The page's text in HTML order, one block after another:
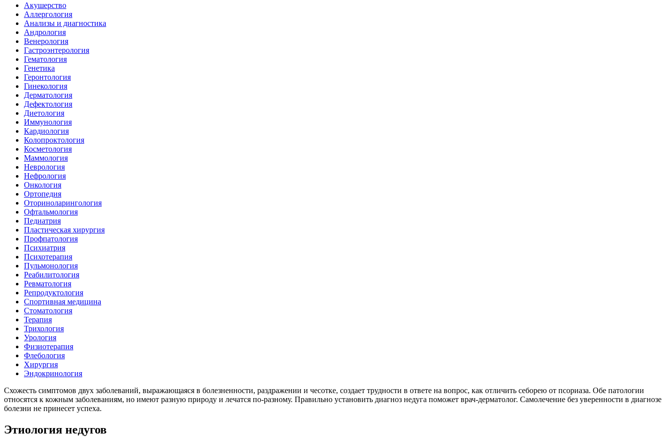
Акушерство
Аллергология
Анализы и диагностика
Андрология
Венерология
Гастроэнтерология
Гематология
Генетика
Геронтология
Гинекология
Дерматология
Дефектология
Диетология
Иммунология
Кардиология
Колопроктология
Косметология
Маммология
Неврология
Нефрология
Онкология
Ортопедия
Оториноларингология
Офтальмология
Педиатрия
Пластическая хирургия
Профпатология
Психиатрия
Психотерапия
Пульмонология
Реабилитология
Ревматология
Репродуктология
Спортивная медицина
Стоматология
Терапия
Трихология
Урология
Физиотерапия
Флебология
Хирургия
Эндокринология
Схожесть симптомов двух заболеваний, выражающаяся в болезненности, раздражении и чесотке, создает трудности в ответе на вопрос, как отличить себорею от псориаза. Обе патологии
относятся к кожным заболеваниям, но имеют разную природу и лечатся по-разному. Правильно установить диагноз недуга поможет врач-дерматолог. Самолечение без уверенности в диагнозе
болезни не принесет успеха.
Этиология недугов